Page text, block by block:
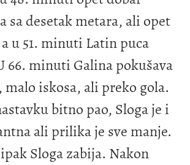
sa desetak metara, ali opet
u 51. minuti Latin puca
66. minuti Galina pokušava
malo iskosa, ali preko gola.
bitno pao, Sloga je i
ali prilika je sve manje.
Sloga zabija. Nakon